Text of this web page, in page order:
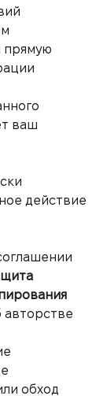
прямую
ваш
действие
авторстве
обход